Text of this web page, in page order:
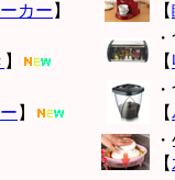
カー 】
【
】
【
】
【
【